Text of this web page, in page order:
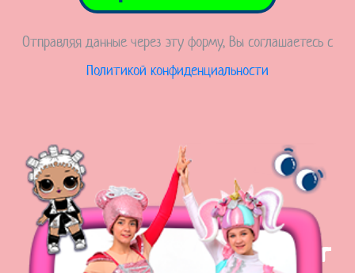
Отправляя данные через эту форму, Вы соглашаетесь с
Политикой конфиденциальности